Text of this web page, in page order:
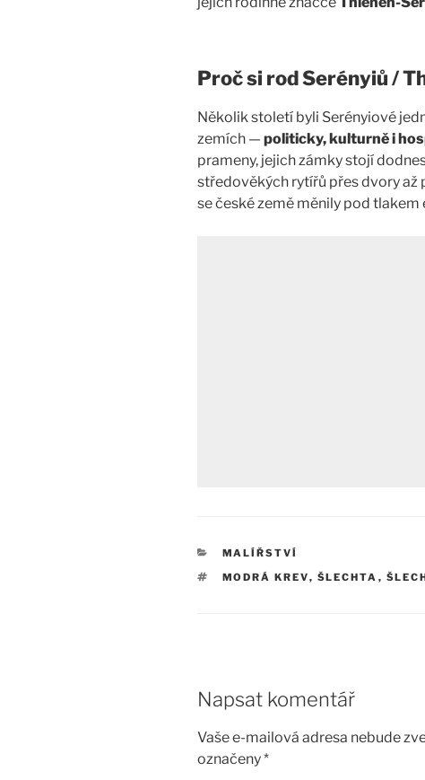
Proč si rod Serényiů /
Několik století byli Serényiové
zemích — politicky, kulturně i
prameny, jejich zámky stojí
středověkých rytířů přes dvory
se české země měnily pod tlakem
RUBRIKY
MALÍŘSTVÍ
ŠTÍTKY
MODRÁ KREV, ŠLECHTA ,
Napsat komentář
Vaše e-mailová adresa nebude
označeny*